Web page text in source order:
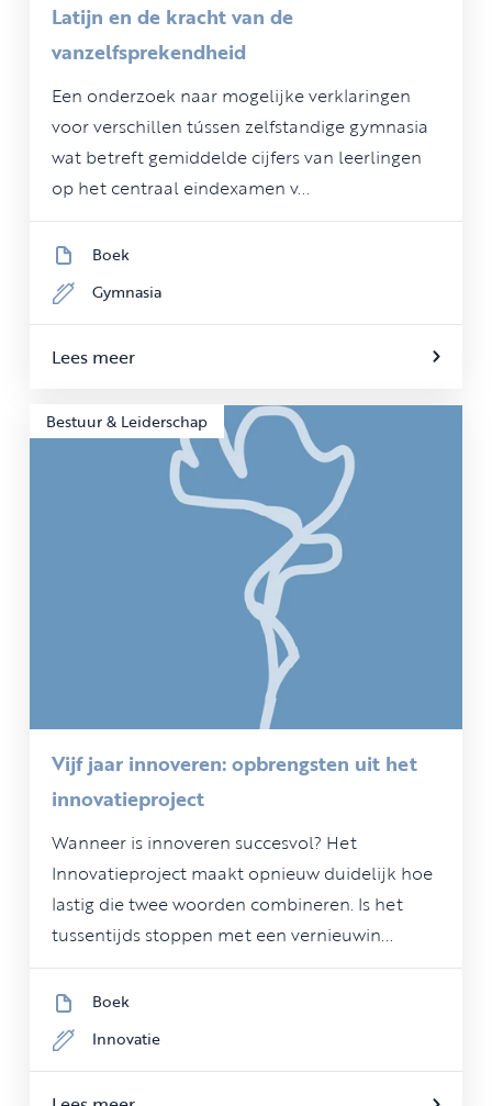
Latijn en de kracht van de
vanzelfsprekendheid
Een onderzoek naar mogelijke verklaringen
voor verschillen tússen zelfstandige gymnasia
wat betreft gemiddelde cijfers van leerlingen
op het centraal eindexamen v...
Boek
Gymnasia
Lees meer
Bestuur & Leiderschap
Vijf jaar innoveren: opbrengsten uit het
innovatieproject
Wanneer is innoveren succesvol? Het
Innovatieproject maakt opnieuw duidelijk hoe
lastig die twee woorden combineren. Is het
tussentijds stoppen met een vernieuwin...
Boek
Innovatie